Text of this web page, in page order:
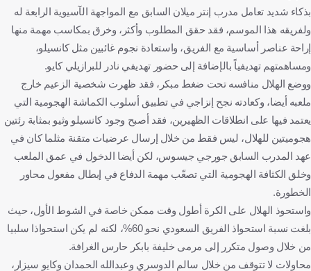
بذكاء شديد تعامل مدرب إنتر ميلان السابق مع المواجهة الآسيوية الرابعة له
ولفريقه هذا الموسم، فقد حقق المطلوب وأكثر، وخرق بمكاسب مهمة منها
إراحة عناصر أساسية مع الفريق، واستعادة نجوم غائبين مثل كانسيلو،
ومساهمتهم تهديفياً بالإضافة إلى حضور تهديفي نادر للبرازيلي كايو.
ووضع الهلال منافسه تحت ضغط مبكر، فقد ظهرت شخصية الزعيم خارج
ملعبه أيضا، وكعادته نجح إنزاجي في تطبيق أسلوب الكماشة الهجومية التي
يعتمد فيها على انطلاقات الظهيرين، فقد أصبح وجود كانسيلو وثيو بمثابة رئتين
هجوميتين للهلال، ليس فقط من خلال إرسال عرضيات متقنة مثلما كان في
عهد المدرب السابق جورجي جيسوس، لكن أيضا الدخول في عمق الملعب
وخلق الكثافة الهجومية التي تصعّب مهمة الدفاع في إبطال مفعول محاور
الخطورة.
واستحوذ الهلال على الكرة أطول وقت ممكن خاصة في الشوط الأول، حيث
بلغت نسبة استحواذ الفريق السعودي نحو 60%، لكنه لم يكن استحواذا سلبيا
من خلال وصول متكرر إلى مرمى خليفة بابكر حارس الغرافة.
محاولات لا تتوقف من خلال سالم الدوسري وعبدالله الحمدان وكايو سيزار،